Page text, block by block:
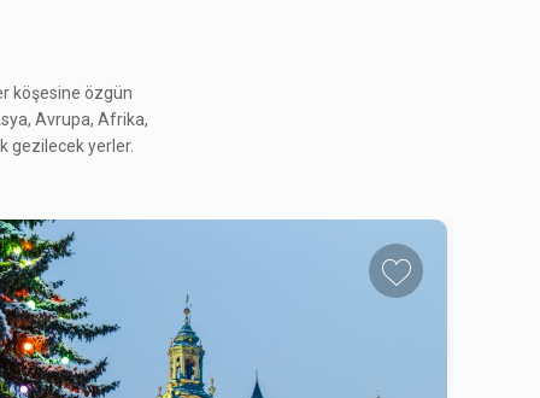
köşesine özgün
Avrupa, Afrika,
gezilecek yerler.
GÜNEY KORE GEZİSİ